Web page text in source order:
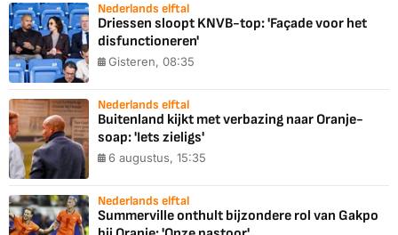
Nederlands elftal
Driessen sloopt KNVB-top: 'Façade voor het
disfunctioneren'
Gisteren, 08:35
Nederlands elftal
Buitenland kijkt met verbazing naar Oranje-
soap: 'Iets zieligs'
6 augustus, 15:35
Nederlands elftal
Summerville onthult bijzondere rol van Gakpo